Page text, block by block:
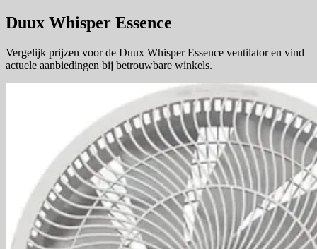
Duux Whisper Essence
Vergelijk prijzen voor de Duux Whisper Essence ventilator en vind
actuele aanbiedingen bij betrouwbare winkels.